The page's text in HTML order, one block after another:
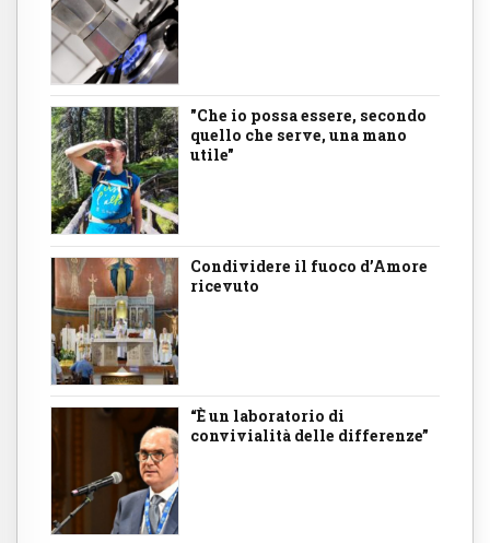
"Che io possa essere, secondo
quello che serve, una mano
utile"
Condividere il fuoco d’Amore
ricevuto
“È un laboratorio di
convivialità delle differenze”